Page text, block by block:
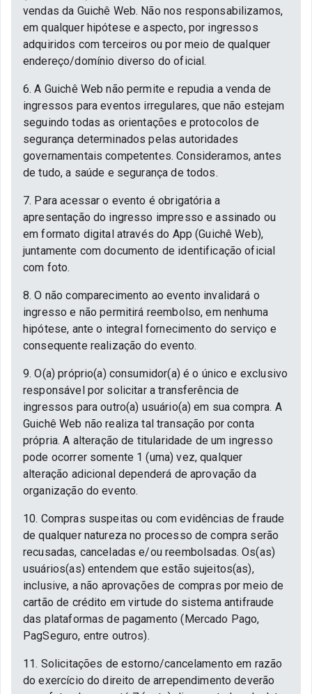
vendas da Guichê Web. Não nos responsabilizamos,
em qualquer hipótese e aspecto, por ingressos
adquiridos com terceiros ou por meio de qualquer
endereço/domínio diverso do oficial.
6. A Guichê Web não permite e repudia a venda de
ingressos para eventos irregulares, que não estejam
seguindo todas as orientações e protocolos de
segurança determinados pelas autoridades
governamentais competentes. Consideramos, antes
de tudo, a saúde e segurança de todos.
7. Para acessar o evento é obrigatória a
apresentação do ingresso impresso e assinado ou
em formato digital através do App (Guichê Web),
juntamente com documento de identificação oficial
com foto.
8. O não comparecimento ao evento invalidará o
ingresso e não permitirá reembolso, em nenhuma
hipótese, ante o integral fornecimento do serviço e
consequente realização do evento.
9. O(a) próprio(a) consumidor(a) é o único e exclusivo
responsável por solicitar a transferência de
ingressos para outro(a) usuário(a) em sua compra. A
Guichê Web não realiza tal transação por conta
própria. A alteração de titularidade de um ingresso
pode ocorrer somente 1 (uma) vez, qualquer
alteração adicional dependerá de aprovação da
organização do evento.
10. Compras suspeitas ou com evidências de fraude
de qualquer natureza no processo de compra serão
recusadas, canceladas e/ou reembolsadas. Os(as)
usuários(as) entendem que estão sujeitos(as),
inclusive, a não aprovações de compras por meio de
cartão de crédito em virtude do sistema antifraude
das plataformas de pagamento (Mercado Pago,
PagSeguro, entre outros).
11. Solicitações de estorno/cancelamento em razão
do exercício do direito de arrependimento deverão